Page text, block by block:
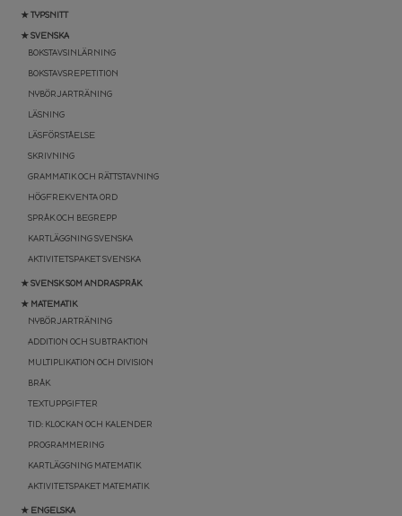
★ TYPSNITT
★ SVENSKA
BOKSTAVSINLÄRNING
BOKSTAVSREPETITION
NYBÖRJARTRÄNING
LÄSNING
LÄSFÖRSTÅELSE
SKRIVNING
GRAMMATIK OCH RÄTTSTAVNING
HÖGFREKVENTA ORD
SPRÅK OCH BEGREPP
KARTLÄGGNING SVENSKA
AKTIVITETSPAKET SVENSKA
★ SVENSK SOM ANDRASPRÅK
★ MATEMATIK
NYBÖRJARTRÄNING
ADDITION OCH SUBTRAKTION
MULTIPLIKATION OCH DIVISION
BRÅK
TEXTUPPGIFTER
TID: KLOCKAN OCH KALENDER
PROGRAMMERING
KARTLÄGGNING MATEMATIK
AKTIVITETSPAKET MATEMATIK
★ ENGELSKA